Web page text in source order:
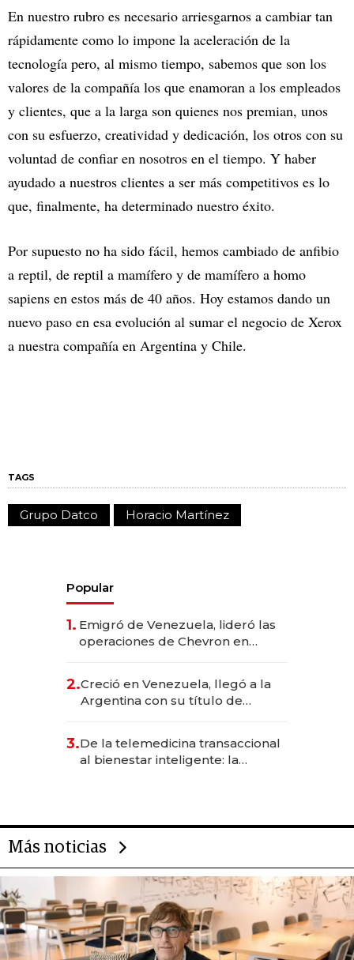
En nuestro rubro es necesario arriesgarnos a cambiar tan
rápidamente como lo impone la aceleración de la
tecnología pero, al mismo tiempo, sabemos que son los
valores de la compañía los que enamoran a los empleados
y clientes, que a la larga son quienes nos premian, unos
con su esfuerzo, creatividad y dedicación, los otros con su
voluntad de confiar en nosotros en el tiempo. Y haber
ayudado a nuestros clientes a ser más competitivos es lo
que, finalmente, ha determinado nuestro éxito.
Por supuesto no ha sido fácil, hemos cambiado de anfibio
a reptil, de reptil a mamífero y de mamífero a homo
sapiens en estos más de 40 años. Hoy estamos dando un
nuevo paso en esa evolución al sumar el negocio de Xerox
a nuestra compañía en Argentina y Chile.
TAGS
Grupo Datco Horacio Martínez
Popular
1. Emigró de Venezuela, lideró las
operaciones de Chevron en
2.Creció en Venezuela, llegó a la
Argentina con su título de
las marcas "fast premium"
3.De la telemedicina transaccional
al bienestar inteligente: la
Más noticias